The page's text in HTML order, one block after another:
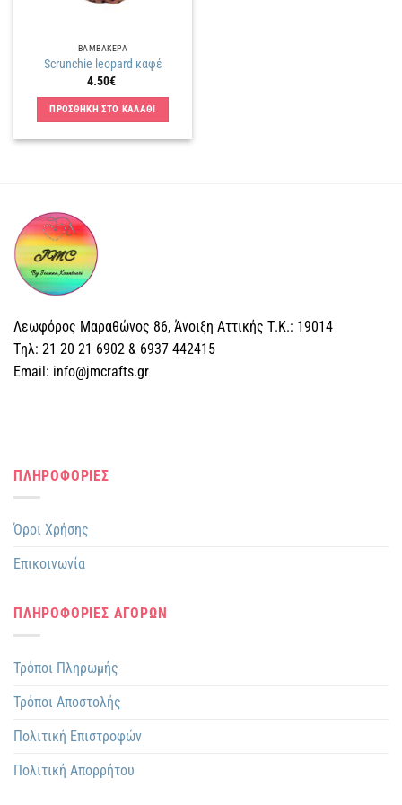
ΒΑΜΒΑΚΕΡΑ
Scrunchie leopard καφέ
4.50€
ΠΡΟΣΘΗΚΗ ΣΤΟ ΚΑΛΑΘΙ
Λεωφόρος Μαραθώνος 86, Άνοιξη Αττικής Τ.Κ.: 19014
Tηλ: 21 20 21 6902 & 6937 442415
Email: info@jmcrafts.gr
ΠΛΗΡΟΦΟΡΙΕΣ
Όροι Χρήσης
Επικοινωνία
ΠΛΗΡΟΦΟΡΙΕΣ ΑΓΟΡΩΝ
Τρόποι Πληρωμής
Τρόποι Αποστολής
Πολιτική Επιστροφών
Πολιτική Απορρήτου